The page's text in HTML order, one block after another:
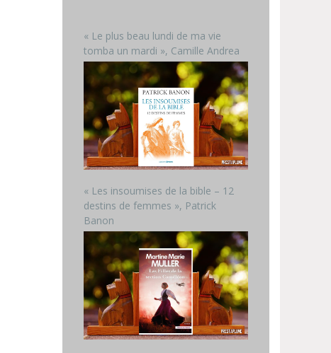
« Le plus beau lundi de ma vie
tomba un mardi », Camille Andrea
« Les insoumises de la bible – 12
destins de femmes », Patrick
Banon